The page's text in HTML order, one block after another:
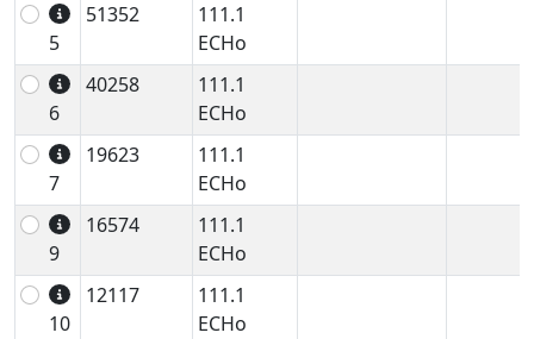
5
51352
111.1
ECHo
6
40258
111.1
ECHo
7
19623
111.1
ECHo
9
16574
111.1
ECHo
10
12117
111.1
ECHo